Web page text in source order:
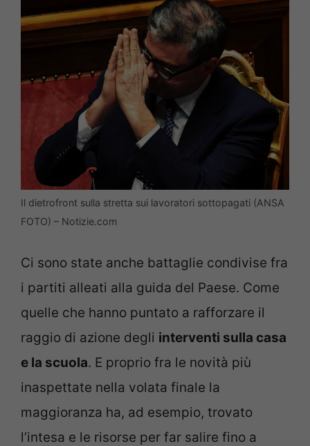
Il dietrofront sulla stretta sui lavoratori sottopagati (ANSA
FOTO) – Notizie.com
Ci sono state anche battaglie condivise fra
i partiti alleati alla guida del Paese. Come
quelle che hanno puntato a rafforzare il
raggio di azione degli interventi sulla casa
e la scuola. E proprio fra le novità più
inaspettate nella volata finale la
maggioranza ha, ad esempio, trovato
l’intesa e le risorse per far salire fino a